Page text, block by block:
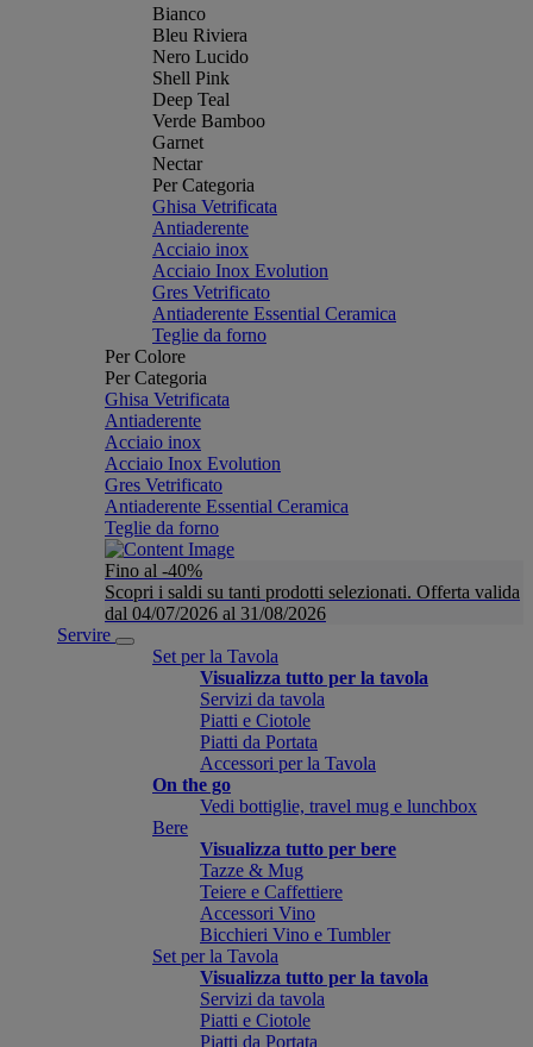
Bianco
Bleu Riviera
Nero Lucido
Shell Pink
Deep Teal
Verde Bamboo
Garnet
Nectar
Per Categoria
Ghisa Vetrificata
Antiaderente
Acciaio inox
Acciaio Inox Evolution
Gres Vetrificato
Antiaderente Essential Ceramica
Teglie da forno
Per Colore
Per Categoria
Ghisa Vetrificata
Antiaderente
Acciaio inox
Acciaio Inox Evolution
Gres Vetrificato
Antiaderente Essential Ceramica
Teglie da forno
Fino al -40%
Scopri i saldi su tanti prodotti selezionati. Offerta valida
dal 04/07/2026 al 31/08/2026
Servire
Set per la Tavola
Visualizza tutto per la tavola
Servizi da tavola
Piatti e Ciotole
Piatti da Portata
Accessori per la Tavola
On the go
Vedi bottiglie, travel mug e lunchbox
Bere
Visualizza tutto per bere
Tazze & Mug
Teiere e Caffettiere
Accessori Vino
Bicchieri Vino e Tumbler
Set per la Tavola
Visualizza tutto per la tavola
Servizi da tavola
Piatti e Ciotole
Piatti da Portata